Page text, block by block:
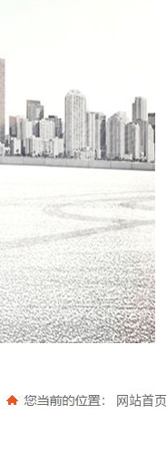
网站首页